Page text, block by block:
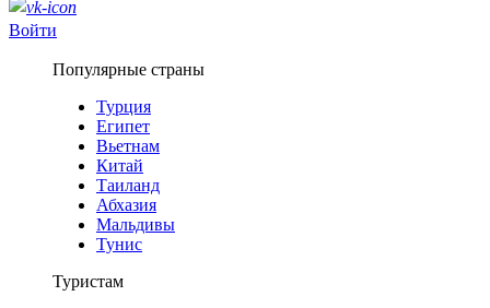
Войти
Популярные страны
Турция
Египет
Вьетнам
Китай
Таиланд
Абхазия
Мальдивы
Тунис
Туристам